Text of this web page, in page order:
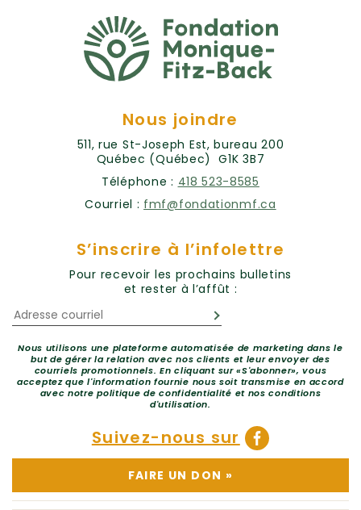
Nous joindre
511, rue St-Joseph Est, bureau 200
Québec (Québec) G1K 3B7
Téléphone : 418 523-8585
Courriel : fmf@fondationmf.ca
S’inscrire à l’infolettre
Pour recevoir les prochains bulletins
et rester à l’affût :
Nous utilisons une plateforme automatisée de marketing dans le
but de gérer la relation avec nos clients et leur envoyer des
courriels promotionnels. En cliquant sur «S'abonner», vous
acceptez que l'information fournie nous soit transmise en accord
avec notre politique de confidentialité et nos conditions
d'utilisation.
Suivez-nous sur
FAIRE UN DON »